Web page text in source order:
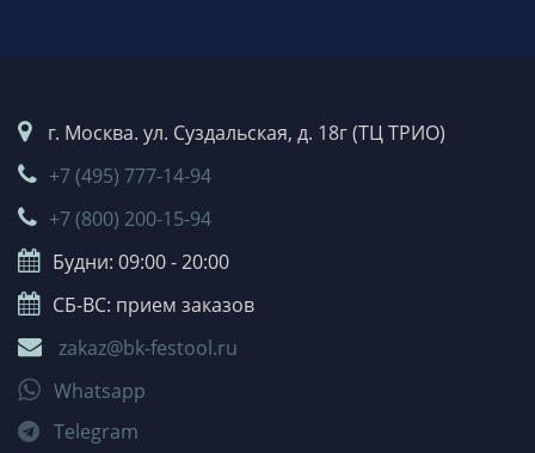
г. Москва. ул. Суздальская, д. 18г (ТЦ ТРИО)
+7 (495) 777-14-94
+7 (800) 200-15-94
Будни: 09:00 - 20:00
СБ-ВС: прием заказов
zakaz@bk-festool.ru
Whatsapp
Telegram